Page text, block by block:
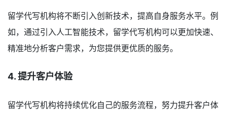
留学代写机构将不断引入创新技术，提高自身服务水平。例
如，通过引入人工智能技术，留学代写机构可以更加快速、
精准地分析客户需求，为您提供更优质的服务。
4. 提升客户体验
留学代写机构将持续优化自己的服务流程，努力提升客户体